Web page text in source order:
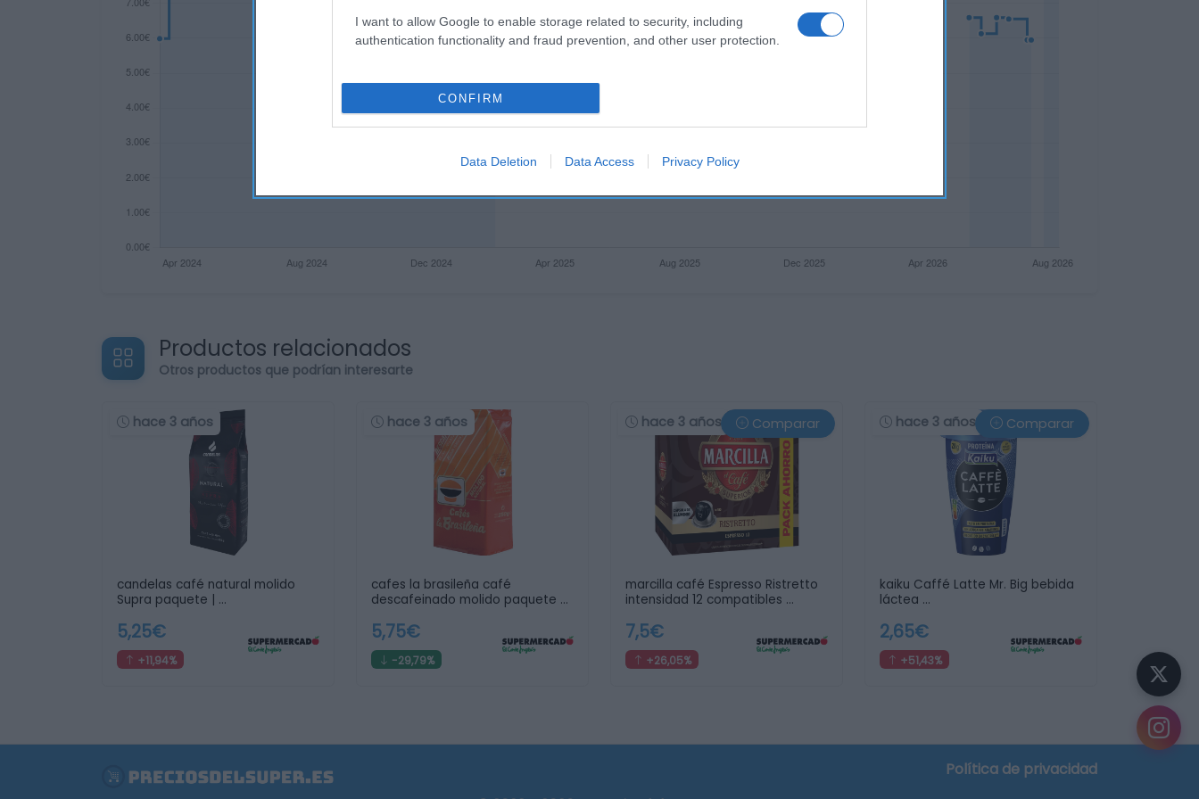
I want to allow Google to enable storage related to security, including
authentication functionality and fraud prevention, and other user protection.
CONFIRM
Data Deletion Data Access Privacy Policy
Productos relacionados
Otros productos que podrían interesarte
hace 3 años
candelas café natural molido
Supra paquete | …
5,25€
+11,94%
hace 3 años
cafes la brasileña café
descafeinado molido paquete …
5,75€
-29,79%
hace 3 años Comparar
marcilla café Espresso Ristretto
intensidad 12 compatibles …
7,5€
+26,05%
hace 3 años Comparar
kaiku Caffé Latte Mr. Big bebida
láctea …
2,65€
+51,43%
Política de privacidad